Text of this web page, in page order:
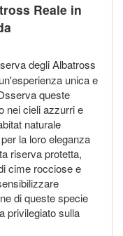
Reale in
degli Albatross
unica e
queste
nei cieli azzurri e
naturale
la loro eleganza
riserva protetta,
cime rocciose e
di queste specie
privilegiato sulla